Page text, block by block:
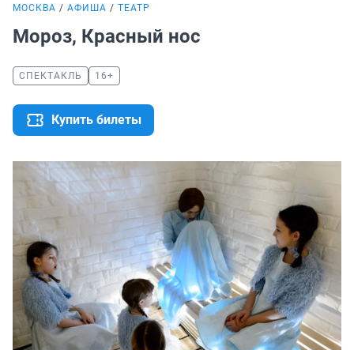
МОСКВА АФИША ТЕАТР
Мороз, Красный нос
СПЕКТАКЛЬ 16+
Купить билеты